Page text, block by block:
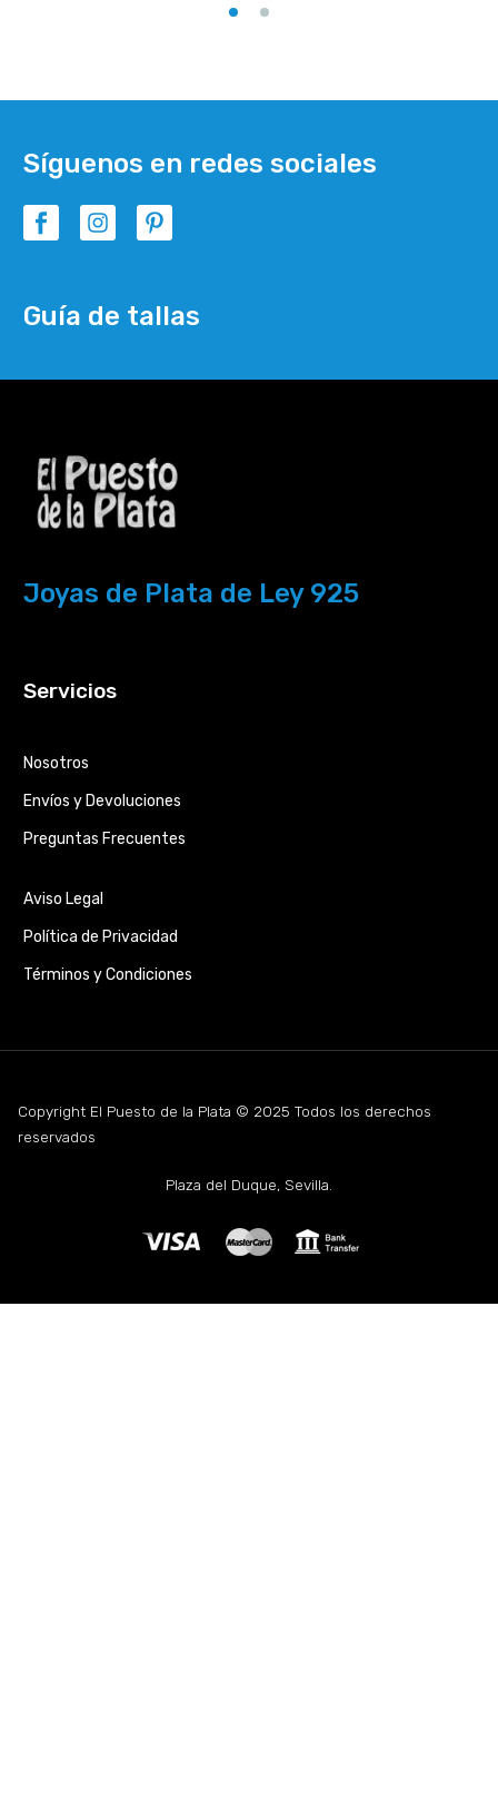
Síguenos en redes sociales
Guía de tallas
Joyas de Plata de Ley 925
Servicios
Nosotros
Envíos y Devoluciones
Preguntas Frecuentes
Aviso Legal
Política de Privacidad
Términos y Condiciones
Copyright El Puesto de la Plata © 2025 Todos los derechos
reservados
Plaza del Duque, Sevilla.